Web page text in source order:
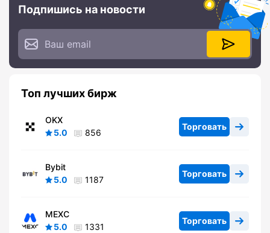
Подпишись на новости
Топ лучших бирж
OKX
5.0
856
Торговать
Bybit
5.0
1187
Торговать
MEXC
5.0
1331
Торговать